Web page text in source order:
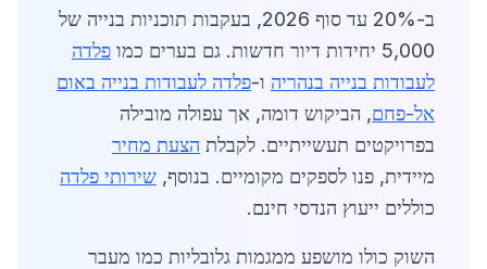
ב-20% עד סוף 2026, בעקבות תוכניות בנייה של
5,000 יחידות דיור חדשות. גם בערים כמו
פלדה
לעבודות בנייה בנהריה ו-פלדה לעבודות בנייה באום
אל-פחם, הביקוש דומה, אך עפולה מובילה
בפרויקטים תעשייתיים. לקבלת הצעת מחיר
מיידית, פנו לספקים מקומיים. בנוסף, שירותי פלדה
כוללים ייעוץ הנדסי חינם.
השוק כולו מושפע ממגמות גלובליות כמו מעבר